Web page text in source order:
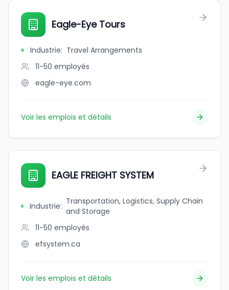
Eagle-Eye Tours
Industrie: Travel Arrangements
11-50 employés
eagle-eye.com
Voir les emplois et détails
EAGLE FREIGHT SYSTEM
Industrie: Transportation, Logistics, Supply Chain
and Storage
11-50 employés
efsystem.ca
Voir les emplois et détails